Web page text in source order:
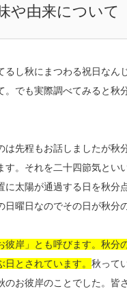
や由来について
し秋にまつわる祝日なん
でも実際調べてみると秋
先程もお話しましたが秋
。それを二十四節気とい
太陽が通過する日を秋分
曜日なのでその日が秋分
彼岸」とも呼びます。秋分
とされています。 秋って
お彼岸のことでした。皆